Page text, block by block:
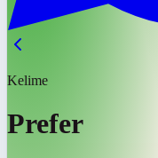
Kelime
Prefer